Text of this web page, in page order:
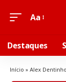
Aa
Destaques
Início » Alex Dentinho